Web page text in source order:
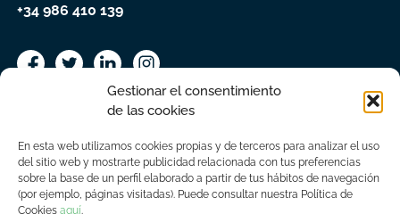
Gestionar el consentimiento
de las cookies
En esta web utilizamos cookies propias y de terceros para analizar el uso
del sitio web y mostrarte publicidad relacionada con tus preferencias
sobre la base de un perfil elaborado a partir de tus hábitos de navegación
(por ejemplo, páginas visitadas). Puede consultar nuestra Política de
Cookies aquí.
+34 986 410 139